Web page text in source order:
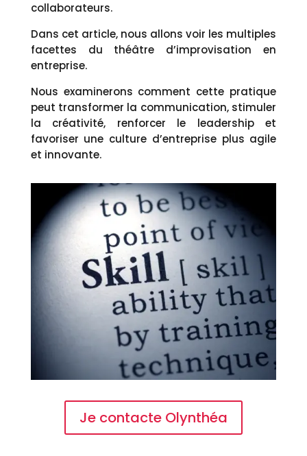
collaborateurs.
Dans cet article, nous allons voir les multiples
facettes du théâtre d’improvisation en
entreprise.
Nous examinerons comment cette pratique
peut transformer la communication, stimuler
la créativité, renforcer le leadership et
favoriser une culture d’entreprise plus agile
et innovante.
Je contacte Olynthéa